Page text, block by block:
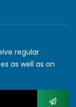
regular
as well as on